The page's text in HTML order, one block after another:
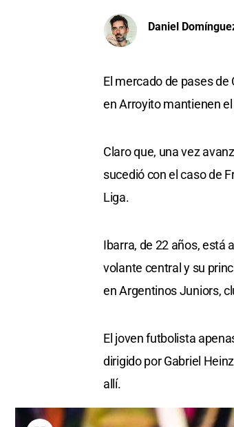
Daniel
El mercado de pases
en Arroyito mantienen
Claro que, una vez
sucedió con el caso de
Liga.
Ibarra, de 22 años, está
volante central y su
en Argentinos Juniors,
El joven futbolista
dirigido por Gabriel
allí.